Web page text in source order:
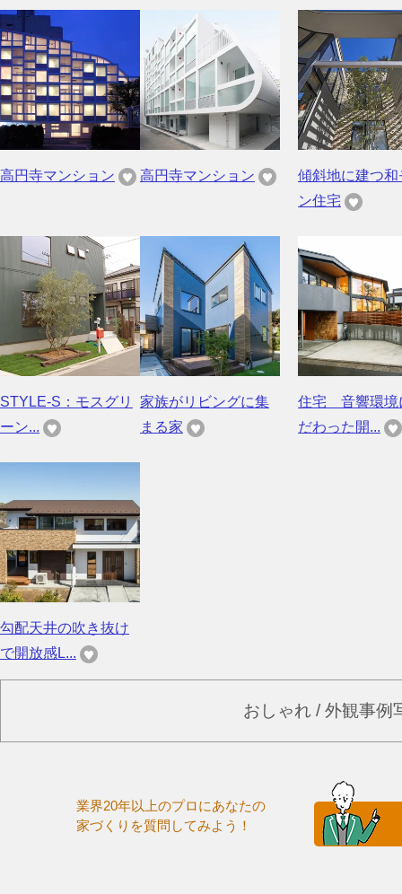
高円寺マンション 高円寺マンション
傾斜地に建つ和
ン住宅
STYLE-S：モスグリ
ーン...
家族がリビングに集
まる家
住宅 音響環境
だわった開...
勾配天井の吹き抜け
で開放感L...
おしゃれ / 外観事例
業界20年以上のプロにあなたの
家づくりを質問してみよう！